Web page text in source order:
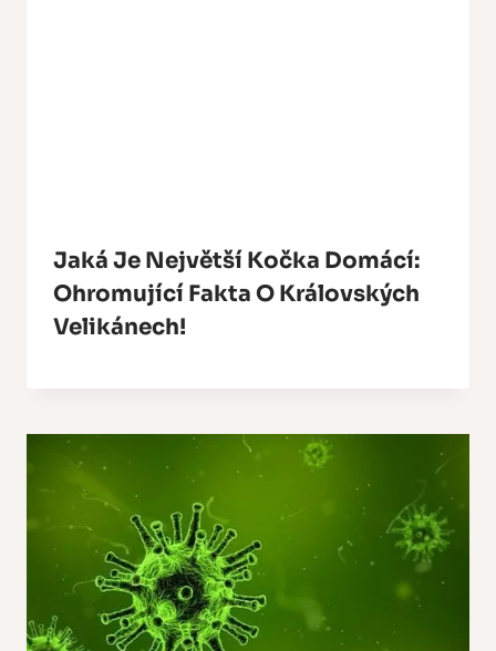
Jaká Je Největší Kočka Domácí:
Ohromující Fakta O Královských
Velikánech!